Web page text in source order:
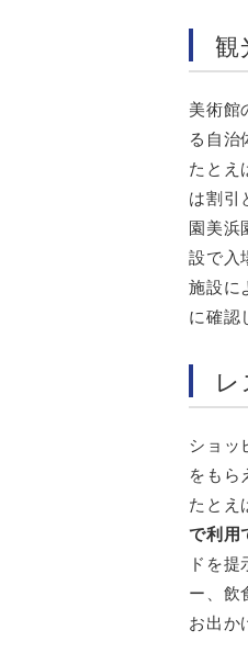
観
美術館
る自治
たとえ
は割引
園美浜
設で入
施設に
に確認
ショッ
をもら
たとえ
で利用
ドを
ー、飲
お出か